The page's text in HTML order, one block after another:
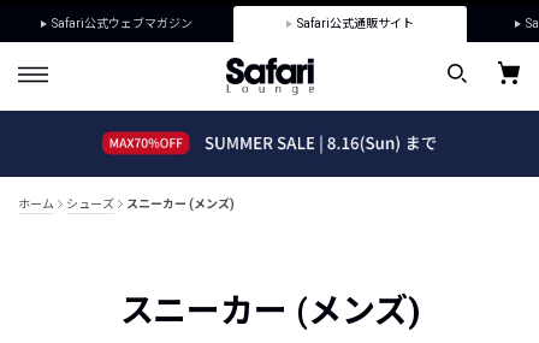
Safari公式ウェブマガジン Safari公式通販サイト
ホーム シューズ スニーカー (メンズ)
スニーカー (メンズ)